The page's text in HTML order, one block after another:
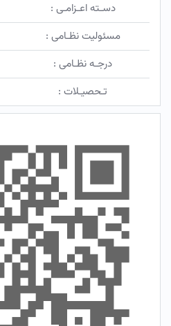
دسـته اعـزامـی :
مسئولیت نظـامی :
درجـه نظـامی :
تـحصیـلات :